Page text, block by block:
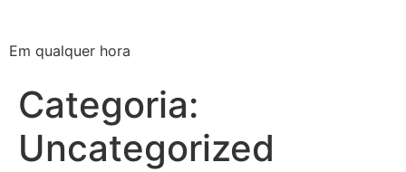
Em qualquer hora
Categoria:
Uncategorized